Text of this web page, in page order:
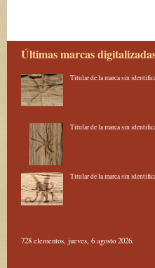
Últimas marcas
Titular de la marca sin
Titular de la marca sin
Titular de la marca sin
728 elementos, jueves, 6 agosto 2026.